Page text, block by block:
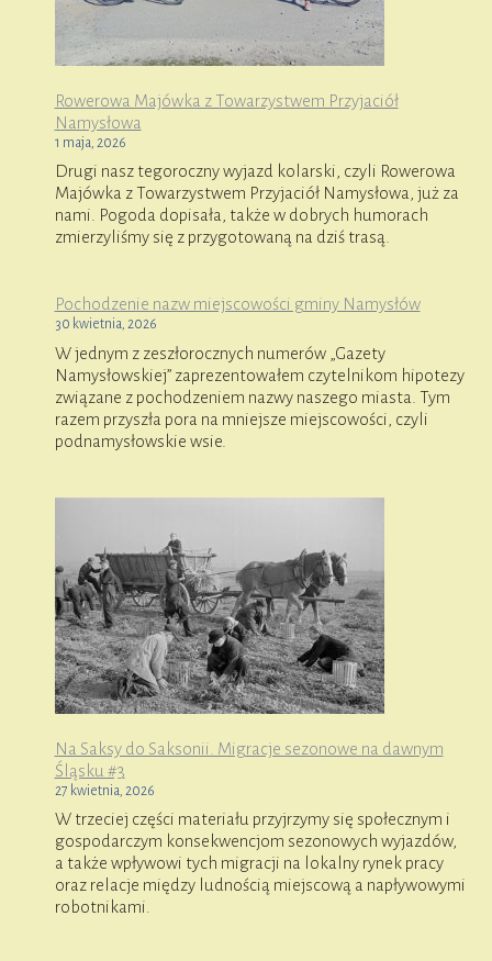
Rowerowa Majówka z Towarzystwem Przyjaciół
Namysłowa
1 maja, 2026
Drugi nasz tegoroczny wyjazd kolarski, czyli Rowerowa
Majówka z Towarzystwem Przyjaciół Namysłowa, już za
nami. Pogoda dopisała, także w dobrych humorach
zmierzyliśmy się z przygotowaną na dziś trasą.
Pochodzenie nazw miejscowości gminy Namysłów
30 kwietnia, 2026
W jednym z zeszłorocznych numerów „Gazety
Namysłowskiej” zaprezentowałem czytelnikom hipotezy
związane z pochodzeniem nazwy naszego miasta. Tym
razem przyszła pora na mniejsze miejscowości, czyli
podnamysłowskie wsie.
Na Saksy do Saksonii. Migracje sezonowe na dawnym
Śląsku #3
27 kwietnia, 2026
W trzeciej części materiału przyjrzymy się społecznym i
gospodarczym konsekwencjom sezonowych wyjazdów,
a także wpływowi tych migracji na lokalny rynek pracy
oraz relacje między ludnością miejscową a napływowymi
robotnikami.